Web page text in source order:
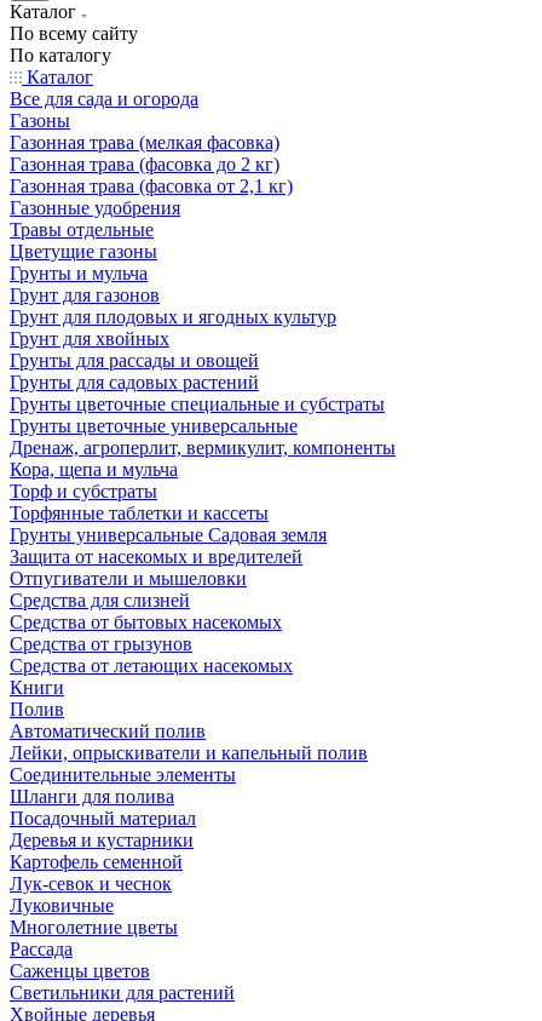
Каталог
По всему сайту
По каталогу
Каталог
Все для сада и огорода
Газоны
Газонная трава (мелкая фасовка)
Газонная трава (фасовка до 2 кг)
Газонная трава (фасовка от 2,1 кг)
Газонные удобрения
Травы отдельные
Цветущие газоны
Грунты и мульча
Грунт для газонов
Грунт для плодовых и ягодных культур
Грунт для хвойных
Грунты для рассады и овощей
Грунты для садовых растений
Грунты цветочные специальные и субстраты
Грунты цветочные универсальные
Дренаж, агроперлит, вермикулит, компоненты
Кора, щепа и мульча
Торф и субстраты
Торфянные таблетки и кассеты
Грунты универсальные Садовая земля
Защита от насекомых и вредителей
Отпугиватели и мышеловки
Средства для слизней
Средства от бытовых насекомых
Средства от грызунов
Средства от летающих насекомых
Книги
Полив
Автоматический полив
Лейки, опрыскиватели и капельный полив
Соединительные элементы
Шланги для полива
Посадочный материал
Деревья и кустарники
Картофель семенной
Лук-севок и чеснок
Луковичные
Многолетние цветы
Рассада
Саженцы цветов
Светильники для растений
Хвойные деревья